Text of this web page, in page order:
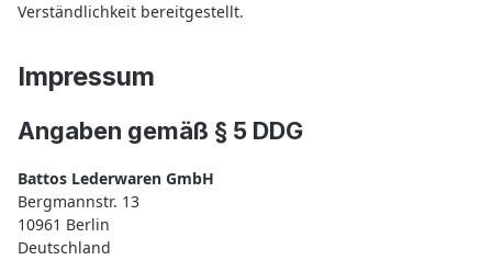
Verständlichkeit bereitgestellt.
Impressum
Angaben gemäß § 5 DDG
Battos Lederwaren GmbH
Bergmannstr. 13
10961 Berlin
Deutschland